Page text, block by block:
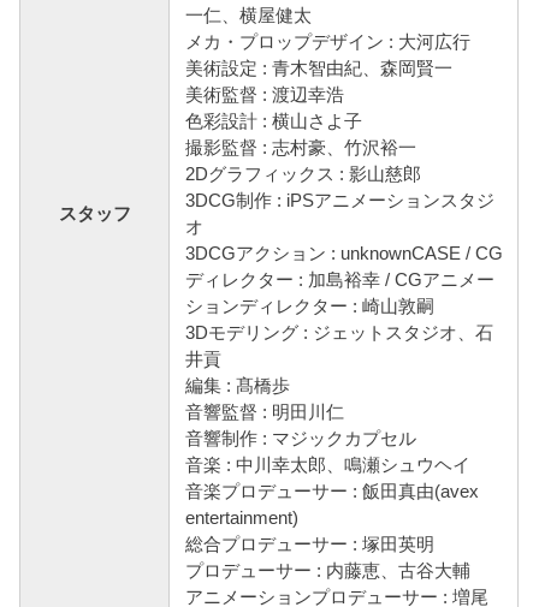
スタッフ
一仁、横屋健太
メカ・プロップデザイン : 大河広行
美術設定 : 青木智由紀、森岡賢一
美術監督 : 渡辺幸浩
色彩設計 : 横山さよ子
撮影監督 : 志村豪、竹沢裕一
2Dグラフィックス : 影山慈郎
3DCG制作 : iPSアニメーションスタジ
オ
3DCGアクション : unknownCASE / CG
ディレクター : 加島裕幸 / CGアニメー
ションディレクター : 崎山敦嗣
3Dモデリング : ジェットスタジオ、石
井貢
編集 : 髙橋歩
音響監督 : 明田川仁
音響制作 : マジックカプセル
音楽 : 中川幸太郎、鳴瀬シュウヘイ
音楽プロデューサー : 飯田真由(avex
entertainment)
総合プロデューサー : 塚田英明
プロデューサー : 内藤恵、古谷大輔
アニメーションプロデューサー : 増尾